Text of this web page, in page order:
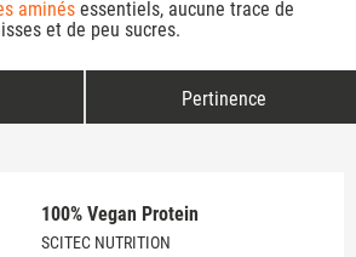
aminés essentiels, aucune trace de
et de peu sucres.
Pertinence
100% Vegan Protein
SCITEC NUTRITION